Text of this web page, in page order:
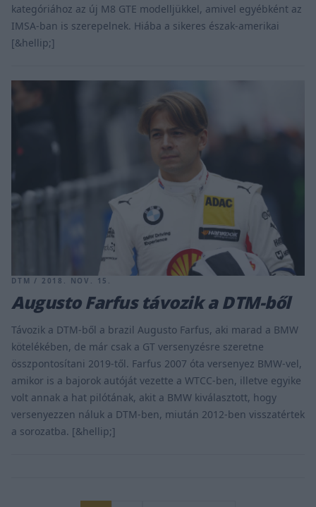
kategóriához az új M8 GTE modelljükkel, amivel egyébként az
IMSA-ban is szerepelnek. Hiába a sikeres észak-amerikai
[&hellip;]
DTM / 2018. NOV. 15.
Augusto Farfus távozik a DTM-ből
Távozik a DTM-ből a brazil Augusto Farfus, aki marad a BMW
kötelékében, de már csak a GT versenyzésre szeretne
összpontosítani 2019-től. Farfus 2007 óta versenyez BMW-vel,
amikor is a bajorok autóját vezette a WTCC-ben, illetve egyike
volt annak a hat pilótának, akit a BMW kiválasztott, hogy
versenyezzen náluk a DTM-ben, miután 2012-ben visszatértek
a sorozatba. [&hellip;]